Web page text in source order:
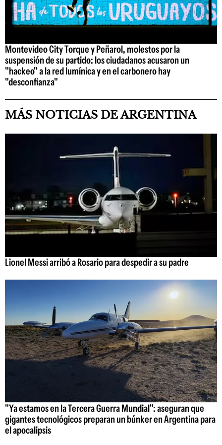
Montevideo City Torque y Peñarol, molestos por la
suspensión de su partido: los ciudadanos acusaron un
"hackeo" a la red lumínica y en el carbonero hay
"desconfianza"
MÁS NOTICIAS DE ARGENTINA
Lionel Messi arribó a Rosario para despedir a su padre
"Ya estamos en la Tercera Guerra Mundial": aseguran que
gigantes tecnológicos preparan un búnker en Argentina para
el apocalipsis